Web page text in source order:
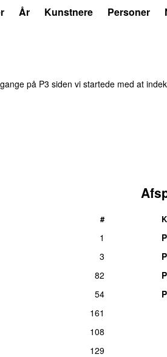
År Kunstnere Personer
gange på P3 siden vi startede med at
#
1
3
82
54
161
108
129